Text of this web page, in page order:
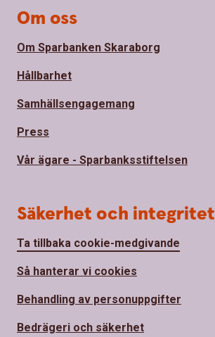
Om oss
Om Sparbanken Skaraborg
Hållbarhet
Samhällsengagemang
Press
Vår ägare - Sparbanksstiftelsen
Säkerhet och integritet
Ta tillbaka cookie-medgivande
Så hanterar vi cookies
Behandling av personuppgifter
Bedrägeri och säkerhet